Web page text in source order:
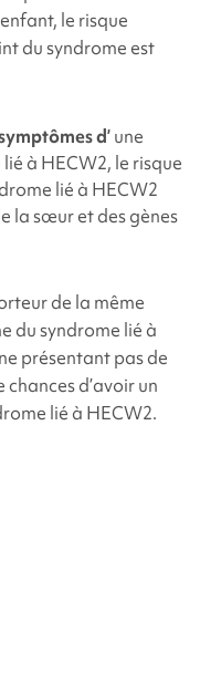
le risque
du syndrome est
d’une
lié à HECW2, le risque
lié à HECW2
la sœur et des gènes
de la même
dusyndrome lié à
présentant pas de
chances d’avoir un
lié à HECW2.